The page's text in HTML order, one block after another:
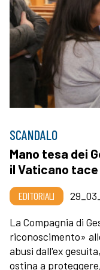
SCANDALO
Mano tesa dei
il Vaticano tace
EDITORIALI
La Compagnia di
riconoscimento»
abusi dall'ex
ostina a